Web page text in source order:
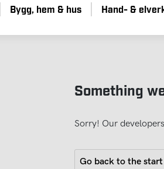
Bygg, hem & hus Hand- &
Something
Sorry! Our
Go back to the start